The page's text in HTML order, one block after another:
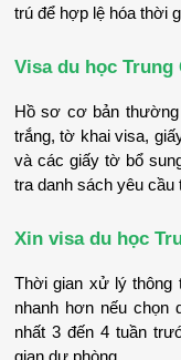
trú để hợp lệ hóa thời
Visa du học Trung
Hồ sơ cơ bản thường
trắng, tờ khai visa,
và các giấy tờ bổ
tra danh sách yêu cầu
Xin visa du học
Thời gian xử lý thông
nhanh hơn nếu chọn
nhất 3 đến 4 tuần